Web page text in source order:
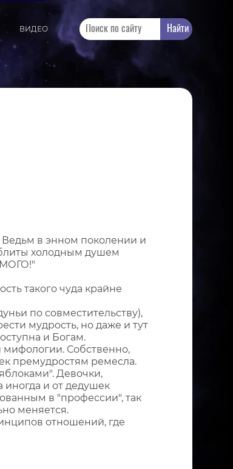
ВИДЕО Найти
Ведьм в энном поколении и
холодным душем
такого чуда крайне
по совместительству),
мудрость, но даже и тут
и Богам.
мифологии. Собственно,
премудростям ремесла.
Девочки,
и от дедушек
в "профессии", так
меняется.
отношений, где